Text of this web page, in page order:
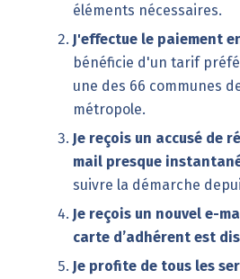
éléments nécessaires.
J'effectue le paiement
bénéficie d'un tarif
une des 66 communes
métropole.
Je reçois un accusé de
mail presque
suivre la démarche
Je reçois un nouvel e-
carte d’adhérent est
Je profite de tous les